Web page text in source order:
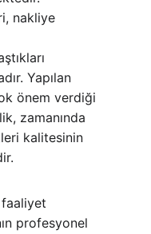
nakliye
Yapılan
önem verdiği
zamanında
kalitesinin
faaliyet
profesyonel